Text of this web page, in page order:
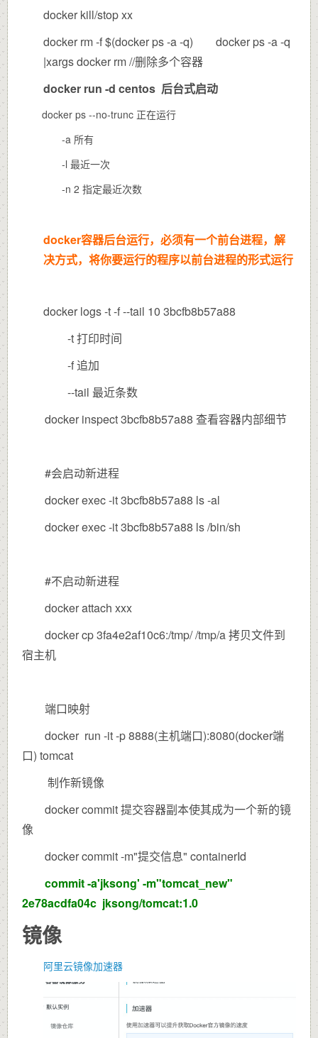
docker kill/stop xx
docker rm -f $(docker ps -a -q) docker ps -a -q
|xargs docker rm //删除多个容器
docker run -d centos 后台式启动
docker ps --no-trunc 正在运行
-a 所有
-l 最近一次
-n 2 指定最近次数
docker容器后台运行，必须有一个前台进程，解
决方式，将你要运行的程序以前台进程的形式运行
docker logs -t -f --tail 10 3bcfb8b57a88
-t 打印时间
-f 追加
--tail 最近条数
docker inspect 3bcfb8b57a88 查看容器内部细节
#会启动新进程
docker exec -it 3bcfb8b57a88 ls -al
docker exec -it 3bcfb8b57a88 ls /bin/sh
#不启动新进程
docker attach xxx
docker cp 3fa4e2af10c6:/tmp/ /tmp/a 拷贝文件到
宿主机
端口映射
docker run -it -p 8888(主机端口):8080(docker端
口) tomcat
制作新镜像
docker commit 提交容器副本使其成为一个新的镜
像
docker commit -m"提交信息" containerId
commit -a'jksong' -m"tomcat_new"
2e78acdfa04c jksong/tomcat:1.0
镜像
阿里云镜像加速器